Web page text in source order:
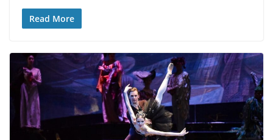
Read More